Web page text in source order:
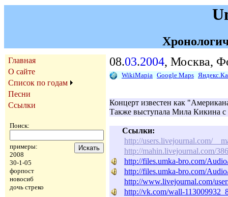
Главная
О сайте
Список по годам
Песни
Ссылки
Поиск:
примеры:
2008
30-1-05
форпост
новосиб
дочь стреко
08.03.2004, Москва,
WikiMapia Google Maps
Концерт известен как
Также выступала Мила Кикина
Ссылки:
http://users.livejournal.com/
http://mahin.livejournal.com/
http://files.umka-bro.com/
http://files.umka-bro.com/
http://www.livejournal.com/
http://vk.com/wall-